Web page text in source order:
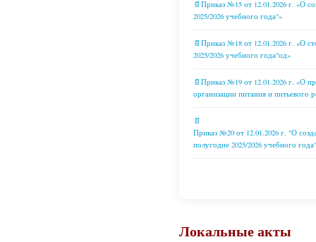
📄Приказ №15 от 12.01.2026 г. «О
2025/2026 учебного года"»
📄Приказ №18 от 12.01.2026 г. «О
2025/2026 учебного года"од»
📄Приказ №19 от 12.01.2026 г. «О
организации питания и питьевого
📄
Приказ №20 от 12.01.2026 г. "О
полугодие 2025/2026 учебного года"
Локальные акты